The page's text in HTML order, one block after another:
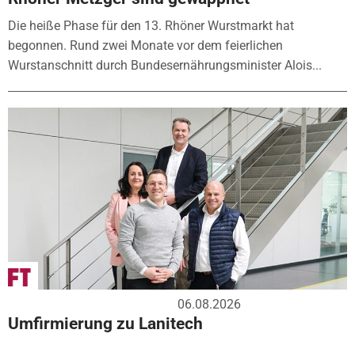
Die heiße Phase für den 13. Rhöner Wurstmarkt hat
begonnen. Rund zwei Monate vor dem feierlichen
Wurstanschnitt durch Bundesernährungsminister Alois...
06.08.2026
Umfirmierung zu Lanitech